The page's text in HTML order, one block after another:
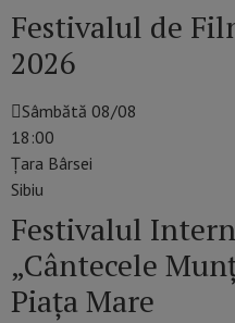
Festivalul de
2026
Sâmbătă 08/08
18:00
Țara Bârsei
Sibiu
Festivalul
„Cântecele
Piața Mare